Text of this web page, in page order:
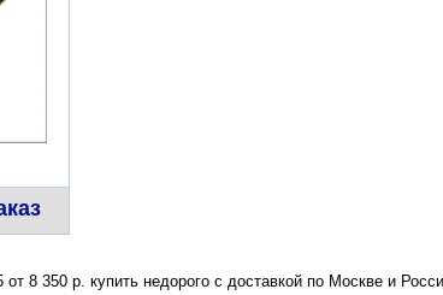
8 350 р. купить недорого с доставкой по Москве и